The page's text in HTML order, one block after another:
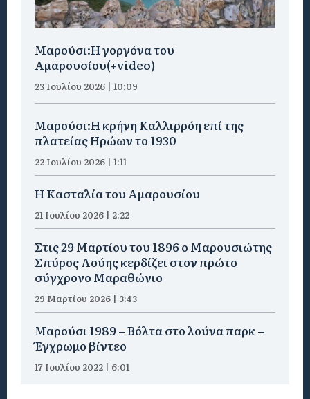
Μαρούσι:H γοργόνα του
Αμαρουσίου(+video)
23 Ιουλίου 2026 | 10:09
Μαρούσι:Η κρήνη Καλλιρρόη επί της
πλατείας Ηρώων το 1930
22 Ιουλίου 2026 | 1:11
Η Κασταλία του Αμαρουσίου
21 Ιουλίου 2026 | 2:22
Στις 29 Μαρτίου του 1896 ο Μαρουσιώτης
Σπύρος Λούης κερδίζει στον πρώτο
σύγχρονο Μαραθώνιο
29 Μαρτίου 2026 | 3:43
Μαρούσι 1989 – Βόλτα στο λούνα παρκ –
Έγχρωμο βίντεο
17 Ιουλίου 2022 | 6:01